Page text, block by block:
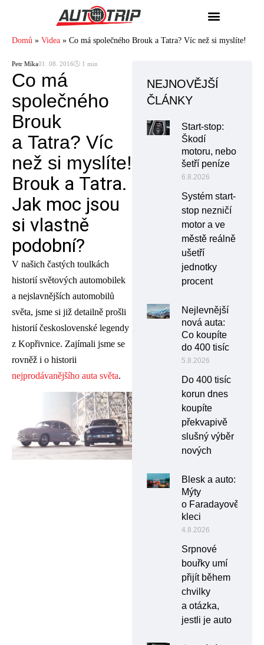
Domů » Videa » Co má společného Brouk a Tatra? Víc než si myslíte!
Petr Míka01. 08. 2016🕓 1 min
Co má
společného
Brouk
a Tatra? Víc
než si myslíte!
Brouk a Tatra.
Jak moc jsou
si vlastně
podobní?
V našich častých toulkách
historií světových automobilek
a nejslavnějších automobilů
světa, jsme si již detailně prošli
historií československé legendy
z Kopřivnice. Zajímali jsme se
rovněž i o historii
nejprodávanějšího auta světa.
NEJNOVĚJŠÍ
ČLÁNKY
Start-stop:
Škodí
motoru, nebo
šetří peníze
6.8.2026
Systém start-
stop nezničí
motor a ve
městě reálně
ušetří
jednotky
procent
Nejlevnější
nová auta:
Co koupíte
do 400 tisíc
5.8.2026
Do 400 tisíc
korun dnes
koupíte
překvapivě
slušný výběr
nových
Blesk a auto:
Mýty
o Faradayově
kleci
4.8.2026
Srpnové
bouřky umí
přijít během
chvilky
a otázka,
jestli je auto